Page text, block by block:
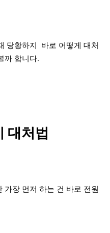
당황하지 바로 어떻게 대처
까 합니다.
대처법
가장 먼저 하는 건 바로 전원